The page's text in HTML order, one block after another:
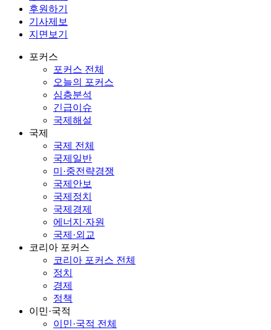
후원하기
기사제보
지면보기
포커스
포커스 전체
오늘의 포커스
심층분석
긴급이슈
국제해설
국제
국제 전체
국제일반
미·중전략경쟁
국제안보
국제정치
국제경제
에너지·자원
국제·외교
코리아 포커스
코리아 포커스 전체
정치
경제
정책
이민·국적
이민·국적 전체